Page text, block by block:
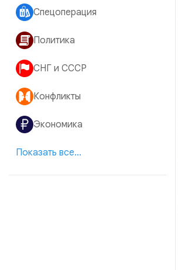
Спецоперация
Политика
СНГ и СССР
Конфликты
Экономика
Показать все...